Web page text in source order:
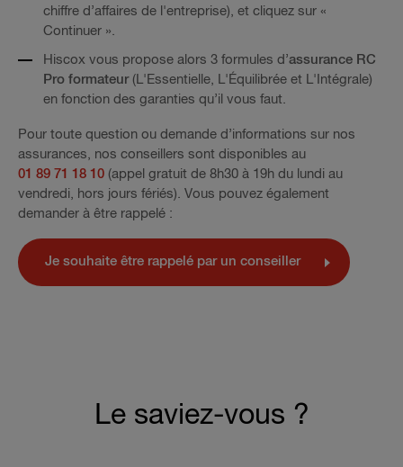
chiffre d’affaires de l'entreprise), et cliquez sur «
Continuer ».
Hiscox vous propose alors 3 formules d’assurance RC
Pro formateur(L'Essentielle, L'Équilibrée et L'Intégrale)
en fonction des garanties qu’il vous faut.
Pour toute question ou demande d’informations sur nos
assurances, nos conseillers sont disponibles au
01 89 71 18 10 (appel gratuit de 8h30 à 19h du lundi au
vendredi, hors jours fériés). Vous pouvez également
demander à être rappelé :
Je souhaite être rappelé par un conseiller
Le saviez-vous ?